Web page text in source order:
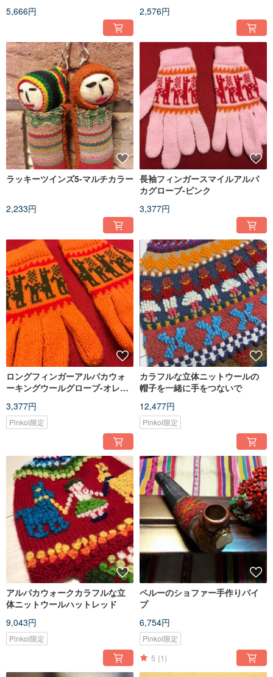
and achieve the purpose of cultural exchange!
5,666円
2,576円
ラッキーツインズ5-マルチカラー
2,233円
長袖フィンガースマイルアルパ
カグローブ-ピンク
3,377円
ロングフィンガーアルパカウォ
ーキングウールグローブ-オレン
3,377円
Pinkoi限定
カラフルな立体ニットウールの
帽子を一緒に手をつないで
12,477円
Pinkoi限定
アルパカウォークカラフルな立
体ニットウールハットレッド
9,043円
Pinkoi限定
ペルーのショファー手作りパイ
プ
6,754円
Pinkoi限定
5 (1)